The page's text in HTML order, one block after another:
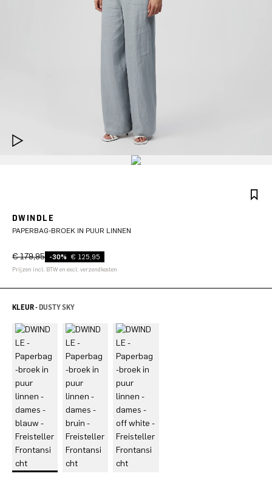
DWINDLE
PAPERBAG-BROEK IN PUUR LINNEN
€ 179,95 -30% € 125,95
Prijzen incl. BTW en excl. verzendkosten
KLEUR -DUSTY SKY